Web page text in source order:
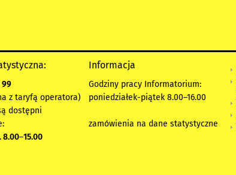
99
z taryfą operatora)
dostępni
8.00–15.00
Informacja
Godziny pracy Informatorium:
poniedziałek-piątek 8.00–16.00
zamówienia na dane statystyczne